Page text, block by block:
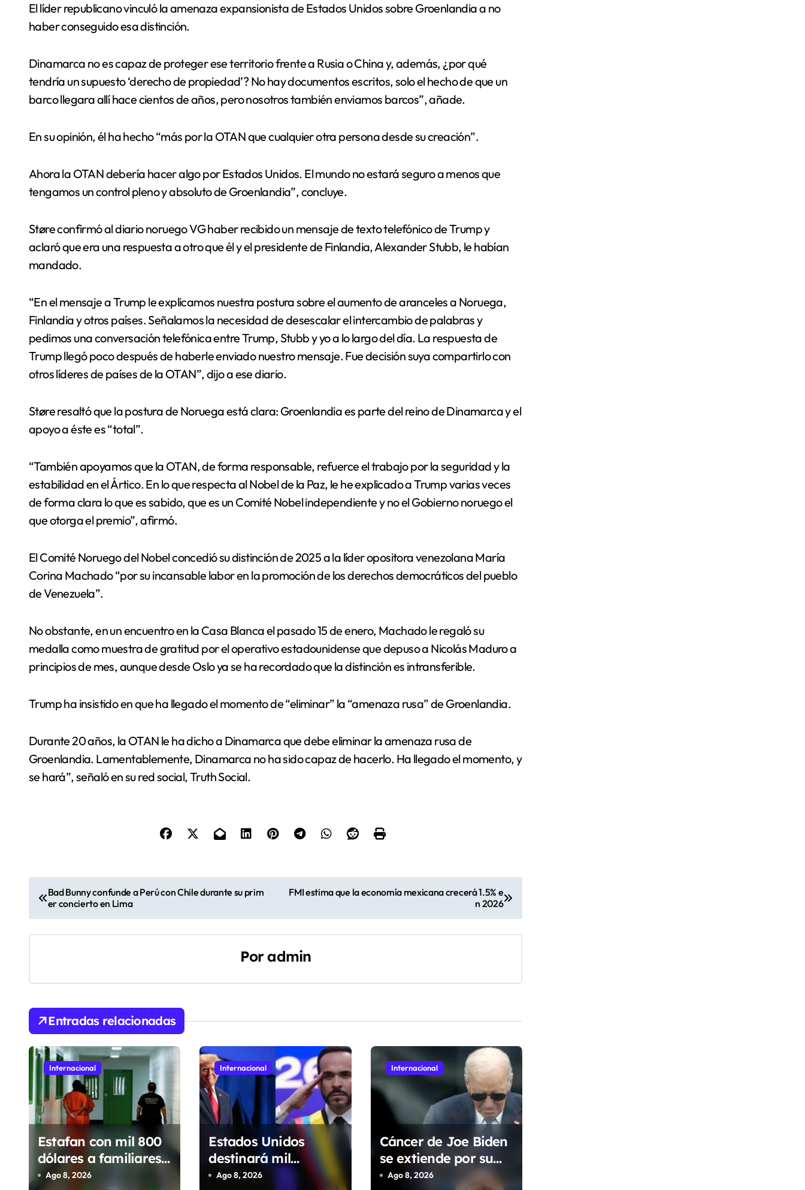
El líder republicano vinculó la amenaza expansionista de Estados Unidos sobre Groenlandia a no
haber conseguido esa distinción.
Dinamarca no es capaz de proteger ese territorio frente a Rusia o China y, además, ¿por qué
tendría un supuesto ‘derecho de propiedad’? No hay documentos escritos, solo el hecho de que un
barco llegara allí hace cientos de años, pero nosotros también enviamos barcos”, añade.
En su opinión, él ha hecho “más por la OTAN que cualquier otra persona desde su creación”.
Ahora la OTAN debería hacer algo por Estados Unidos. El mundo no estará seguro a menos que
tengamos un control pleno y absoluto de Groenlandia”, concluye.
Støre confirmó al diario noruego VG haber recibido un mensaje de texto telefónico de Trump y
aclaró que era una respuesta a otro que él y el presidente de Finlandia, Alexander Stubb, le habían
mandado.
“En el mensaje a Trump le explicamos nuestra postura sobre el aumento de aranceles a Noruega,
Finlandia y otros países. Señalamos la necesidad de desescalar el intercambio de palabras y
pedimos una conversación telefónica entre Trump, Stubb y yo a lo largo del día. La respuesta de
Trump llegó poco después de haberle enviado nuestro mensaje. Fue decisión suya compartirlo con
otros líderes de países de la OTAN”, dijo a ese diario.
Støre resaltó que la postura de Noruega está clara: Groenlandia es parte del reino de Dinamarca y el
apoyo a éste es “total”.
“También apoyamos que la OTAN, de forma responsable, refuerce el trabajo por la seguridad y la
estabilidad en el Ártico. En lo que respecta al Nobel de la Paz, le he explicado a Trump varias veces
de forma clara lo que es sabido, que es un Comité Nobel independiente y no el Gobierno noruego el
que otorga el premio”, afirmó.
El Comité Noruego del Nobel concedió su distinción de 2025 a la líder opositora venezolana María
Corina Machado “por su incansable labor en la promoción de los derechos democráticos del pueblo
de Venezuela”.
No obstante, en un encuentro en la Casa Blanca el pasado 15 de enero, Machado le regaló su
medalla como muestra de gratitud por el operativo estadounidense que depuso a Nicolás Maduro a
principios de mes, aunque desde Oslo ya se ha recordado que la distinción es intransferible.
Trump ha insistido en que ha llegado el momento de “eliminar” la “amenaza rusa” de Groenlandia.
Durante 20 años, la OTAN le ha dicho a Dinamarca que debe eliminar la amenaza rusa de
Groenlandia. Lamentablemente, Dinamarca no ha sido capaz de hacerlo. Ha llegado el momento, y
se hará”, señaló en su red social, Truth Social.
N
a
v
g
a
c
i
ó
n
d
e
e
Bad Bunny confunde a Perú con Chile durante su prim
er concierto en Lima
FMI estima que la economía mexicana crecerá 1.5% e
n 2026
Poradmin
Entradas relacionadas
Internacional
Estafan con mil 800
dólares a familiares
de migrantes
Ago 8, 2026
Internacional
Estados Unidos
destinará mil
millones de dólares a
Ago 8, 2026
Internacional
Cáncer de Joe Biden
se extiende por su
cuerpo y causa
Ago 8, 2026